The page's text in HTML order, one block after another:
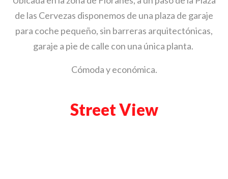
de las Cervezas disponemos de una plaza de garaje
para coche pequeño, sin barreras arquitectónicas,
garaje a pie de calle con una única planta.
Cómoda y económica.
Street View